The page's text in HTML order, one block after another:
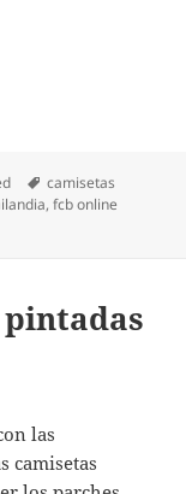
Etiquetas
camisetas
,fcb online
las
camisetas